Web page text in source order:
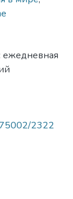
ежедневная
2322